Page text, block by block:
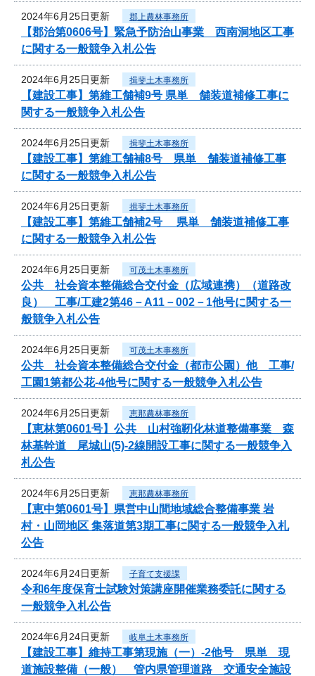
2024年6月25日更新 郡上農林事務所
【郡治第0606号】緊急予防治山事業 西南洞地区工事
に関する一般競争入札公告
2024年6月25日更新 揖斐土木事務所
【建設工事】第維工舗補9号 県単 舗装道補修工事に
関する一般競争入札公告
2024年6月25日更新 揖斐土木事務所
【建設工事】第維工舗補8号 県単 舗装道補修工事
に関する一般競争入札公告
2024年6月25日更新 揖斐土木事務所
【建設工事】第維工舗補2号 県単 舗装道補修工事
に関する一般競争入札公告
2024年6月25日更新 可茂土木事務所
公共 社会資本整備総合交付金（広域連携）（道路改
良） 工事/工建2第46－A11－002－1他号に関する一
般競争入札公告
2024年6月25日更新 可茂土木事務所
公共 社会資本整備総合交付金（都市公園）他 工事/
工園1第都公花-4他号に関する一般競争入札公告
2024年6月25日更新 恵那農林事務所
【恵林第0601号】公共 山村強靭化林道整備事業 森
林基幹道 尾城山(5)-2線開設工事に関する一般競争入
札公告
2024年6月25日更新 恵那農林事務所
【恵中第0601号】県営中山間地域総合整備事業 岩
村・山岡地区 集落道第3期工事に関する一般競争入札
公告
2024年6月24日更新 子育て支援課
令和6年度保育士試験対策講座開催業務委託に関する
一般競争入札公告
2024年6月24日更新 岐阜土木事務所
【建設工事】維持工事第現施（一）-2他号 県単 現
道施設整備（一般） 管内県管理道路 交通安全施設